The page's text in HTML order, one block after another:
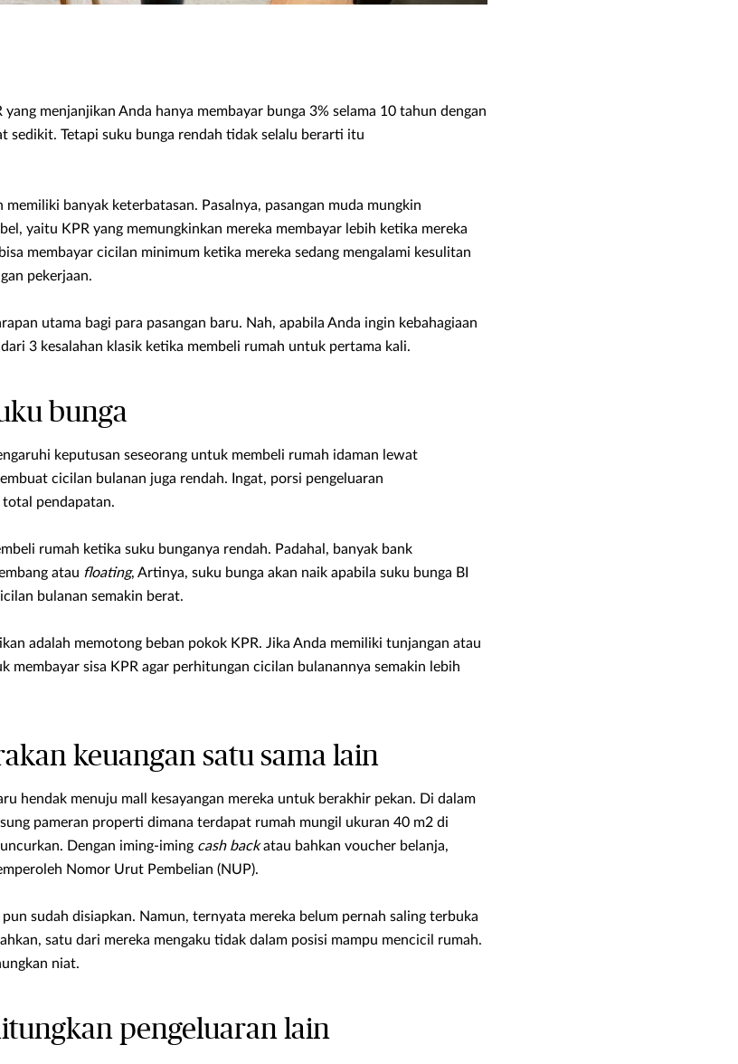
menjanjikan Anda hanya membayar bunga 3% selama 10 tahun dengan
sedikit. Tetapi suku bunga rendah tidak selalu berarti itu
banyak keterbatasan. Pasalnya, pasangan muda mungkin
yaitu KPR yang memungkinkan mereka membayar lebih ketika mereka
membayar cicilan minimum ketika mereka sedang mengalami kesulitan
pekerjaan.
utama bagi para pasangan baru. Nah, apabila Anda ingin kebahagiaan
3 kesalahan klasik ketika membeli rumah untuk pertama kali.
bunga
keputusan seseorang untuk membeli rumah idaman lewat
cicilan bulanan juga rendah. Ingat, porsi pengeluaran
pendapatan.
rumah ketika suku bunganya rendah. Padahal, banyak bank
atau floating, Artinya, suku bunga akan naik apabila suku bunga BI
bulanan semakin berat.
adalah memotong beban pokok KPR. Jika Anda memiliki tunjangan atau
membayar sisa KPR agar perhitungan cicilan bulanannya semakin lebih
keuangan satu sama lain
hendak menuju mall kesayangan mereka untuk berakhir pekan. Di dalam
pameran properti dimana terdapat rumah mungil ukuran 40 m2 di
Dengan iming-iming cash backatau bahkan voucher belanja,
Nomor Urut Pembelian (NUP).
sudah disiapkan. Namun, ternyata mereka belum pernah saling terbuka
satu dari mereka mengaku tidak dalam posisi mampu mencicil rumah.
niat.
pengeluaran lain